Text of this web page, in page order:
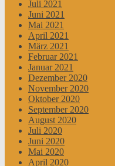
Juli 2021
Juni 2021
Mai 2021
April 2021
März 2021
Februar 2021
Januar 2021
Dezember 2020
November 2020
Oktober 2020
September 2020
August 2020
Juli 2020
Juni 2020
Mai 2020
April 2020